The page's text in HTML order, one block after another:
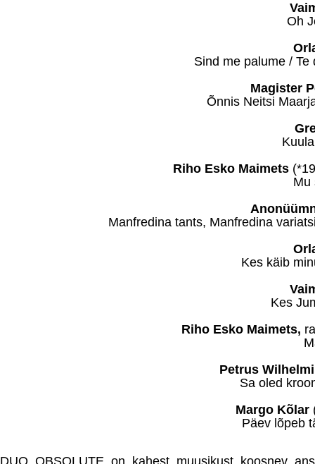
Oh
Sind me palume /
Magister
Õnnis Neitsi
Riho Esko Maimets
Mu
Manfredina tants, Manfredina
Kes käib
Kes
Riho Esko Maimets,
Petrus
Sa oled
Margo Kõlar
Päev lõpeb
DUO OBSOLUTE on kahest muusikust koosnev